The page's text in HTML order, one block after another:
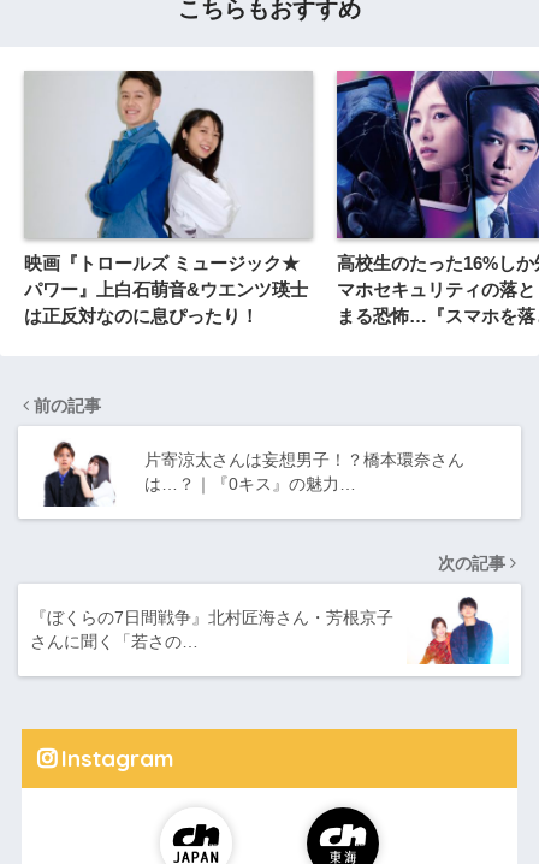
こちらもおすすめ
映画『トロールズ ミュージック★
パワー』上白石萌音&ウエンツ瑛士
は正反対なのに息ぴったり！
高校生のたった16%し
マホセキュリティの落
まる恐怖…『スマホを
前の記事
片寄涼太さんは妄想男子！？橋本環奈さん
は…？｜『0キス』の魅力…
次の記事
『ぼくらの7日間戦争』北村匠海さん・芳根京子
さんに聞く「若さの…
Instagram